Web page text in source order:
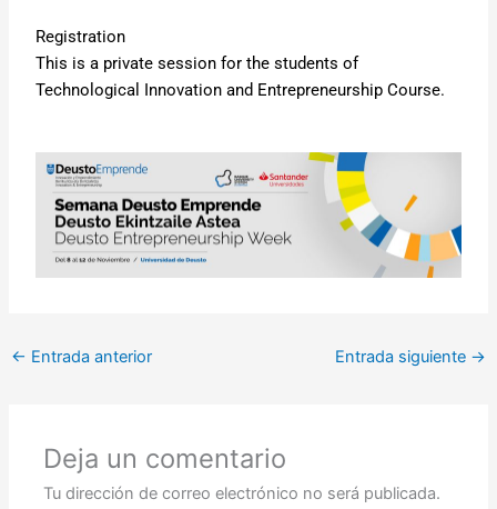
Registration
This is a private session for the students of
Technological Innovation and Entrepreneurship Course.
← Entrada anterior Entrada siguiente →
Deja un comentario
Tu dirección de correo electrónico no será publicada.